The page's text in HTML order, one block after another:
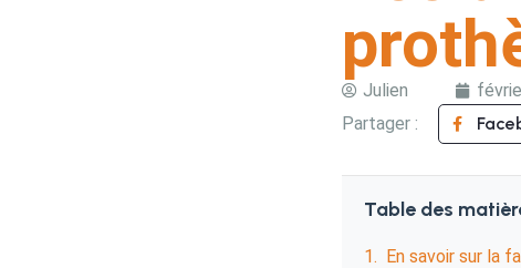
Julien
Partager :
Table des
En savoir sur la